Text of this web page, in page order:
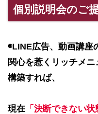
個別説明会のご
◉LINE広告、動画講座
関心を惹くリッチメニ
構築すれば、
現在 「決断できない状